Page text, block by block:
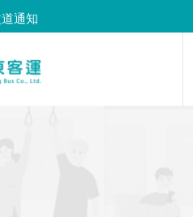
通知
道通知